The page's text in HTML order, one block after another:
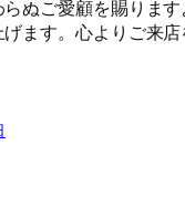
ぬご愛顧を賜ります
ます。心よりご来